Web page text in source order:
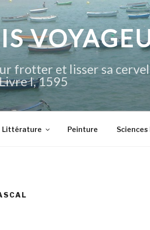
frotter et lisser sa
I, 1595
Littérature Peinture